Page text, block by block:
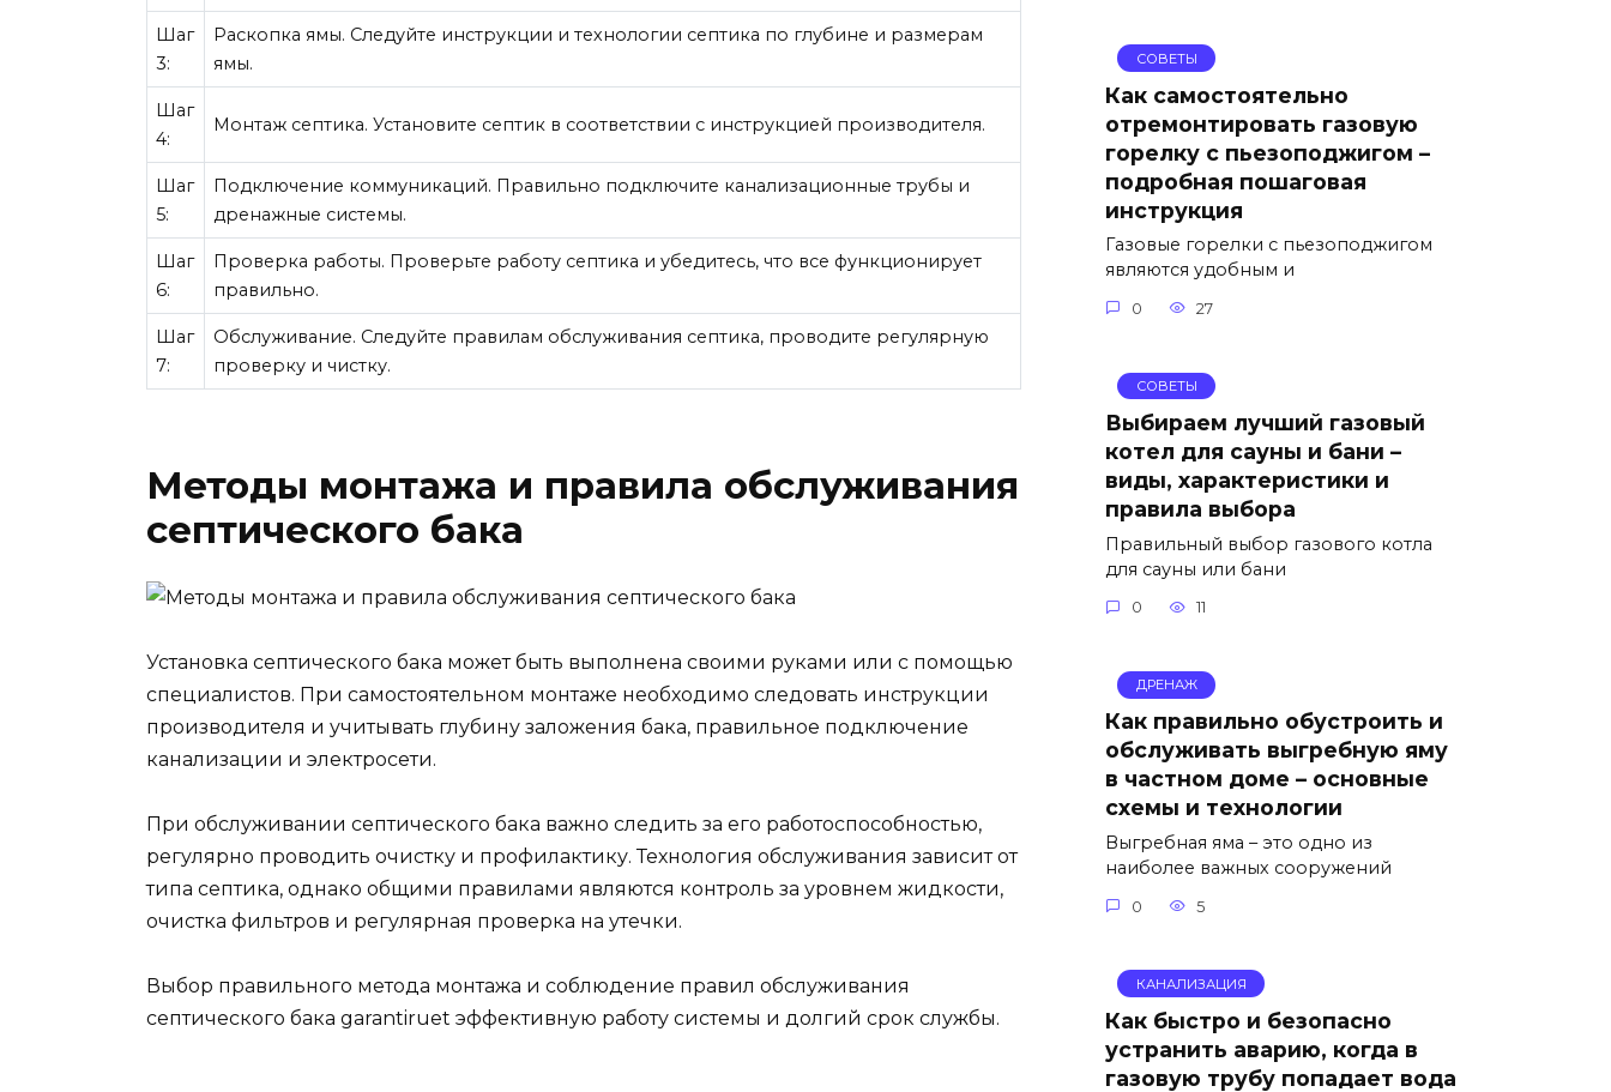
Шаг
3:
Раскопка ямы. Следуйте инструкции и технологии септика по глубине и размерам
ямы.
Шаг
4:
Монтаж септика. Установите септик в соответствии с инструкцией производителя.
Шаг
5:
Подключение коммуникаций. Правильно подключите канализационные трубы и
дренажные системы.
Шаг
6:
Проверка работы. Проверьте работу септика и убедитесь, что все функционирует
правильно.
Шаг
7:
Обслуживание. Следуйте правилам обслуживания септика, проводите регулярную
проверку и чистку.
Методы монтажа и правила обслуживания
септического бака
Установка септического бака может быть выполнена своими руками или с помощью
специалистов. При самостоятельном монтаже необходимо следовать инструкции
производителя и учитывать глубину заложения бака, правильное подключение
канализации и электросети.
При обслуживании септического бака важно следить за его работоспособностью,
регулярно проводить очистку и профилактику. Технология обслуживания зависит от
типа септика, однако общими правилами являются контроль за уровнем жидкости,
очистка фильтров и регулярная проверка на утечки.
Выбор правильного метода монтажа и соблюдение правил обслуживания
септического бака garantiruet эффективную работу системы и долгий срок службы.
СОВЕТЫ
Как самостоятельно
отремонтировать газовую
горелку с пьезоподжигом –
подробная пошаговая
инструкция
Газовые горелки с пьезоподжигом
являются удобным и
0 27
СОВЕТЫ
Выбираем лучший газовый
котел для сауны и бани –
виды, характеристики и
правила выбора
Правильный выбор газового котла
для сауны или бани
0 11
ДРЕНАЖ
Как правильно обустроить и
обслуживать выгребную яму
в частном доме – основные
схемы и технологии
Выгребная яма – это одно из
наиболее важных сооружений
0 5
КАНАЛИЗАЦИЯ
Как быстро и безопасно
устранить аварию, когда в
газовую трубу попадает вода